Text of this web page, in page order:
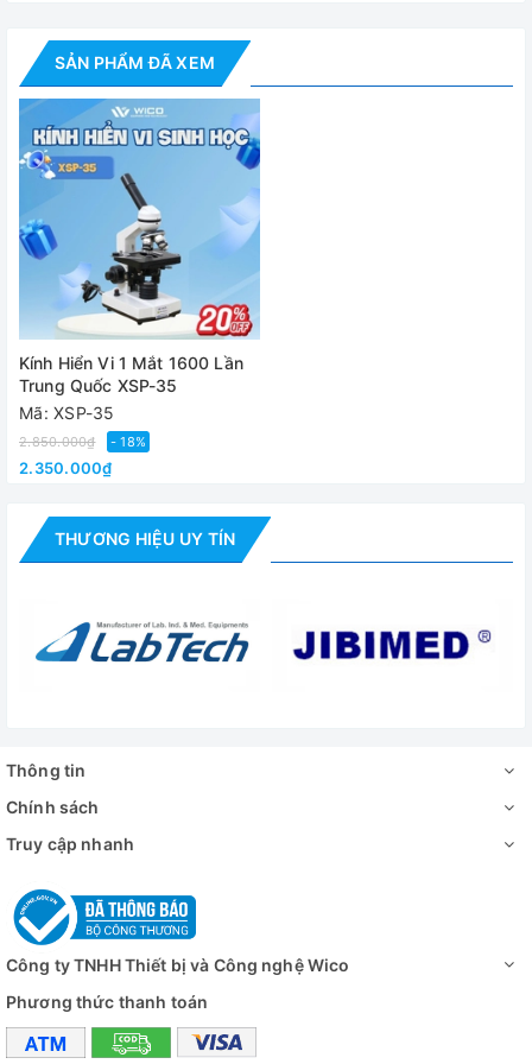
gồm
- Hướng dẫn lắt đặt, sử dụng
- Thùng xốp bảo vệ
- Túi che chắn bụi bảo vệ kính
Đánh giá
SẢN PHẨM ĐÃ XEM
Kính Hiển Vi 1 Mắt 1600 Lần
Trung Quốc XSP-35
Mã: XSP-35
2.850.000₫ - 18%
2.350.000₫
THƯƠNG HIỆU UY TÍN
Thông tin
Chính sách
Truy cập nhanh
Công ty TNHH Thiết bị và Công nghệ Wico
Phương thức thanh toán